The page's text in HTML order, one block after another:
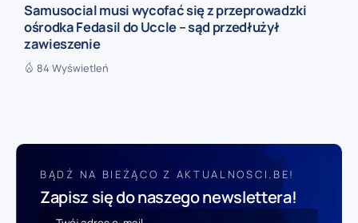
Samusocial musi wycofać się z przeprowadzki
ośrodka Fedasil do Uccle – sąd przedłużył
zawieszenie
84 Wyświetleń
BĄDŹ NA BIEŻĄCO Z AKTUALNOSCI.BE!
Zapisz się do naszego newslettera!